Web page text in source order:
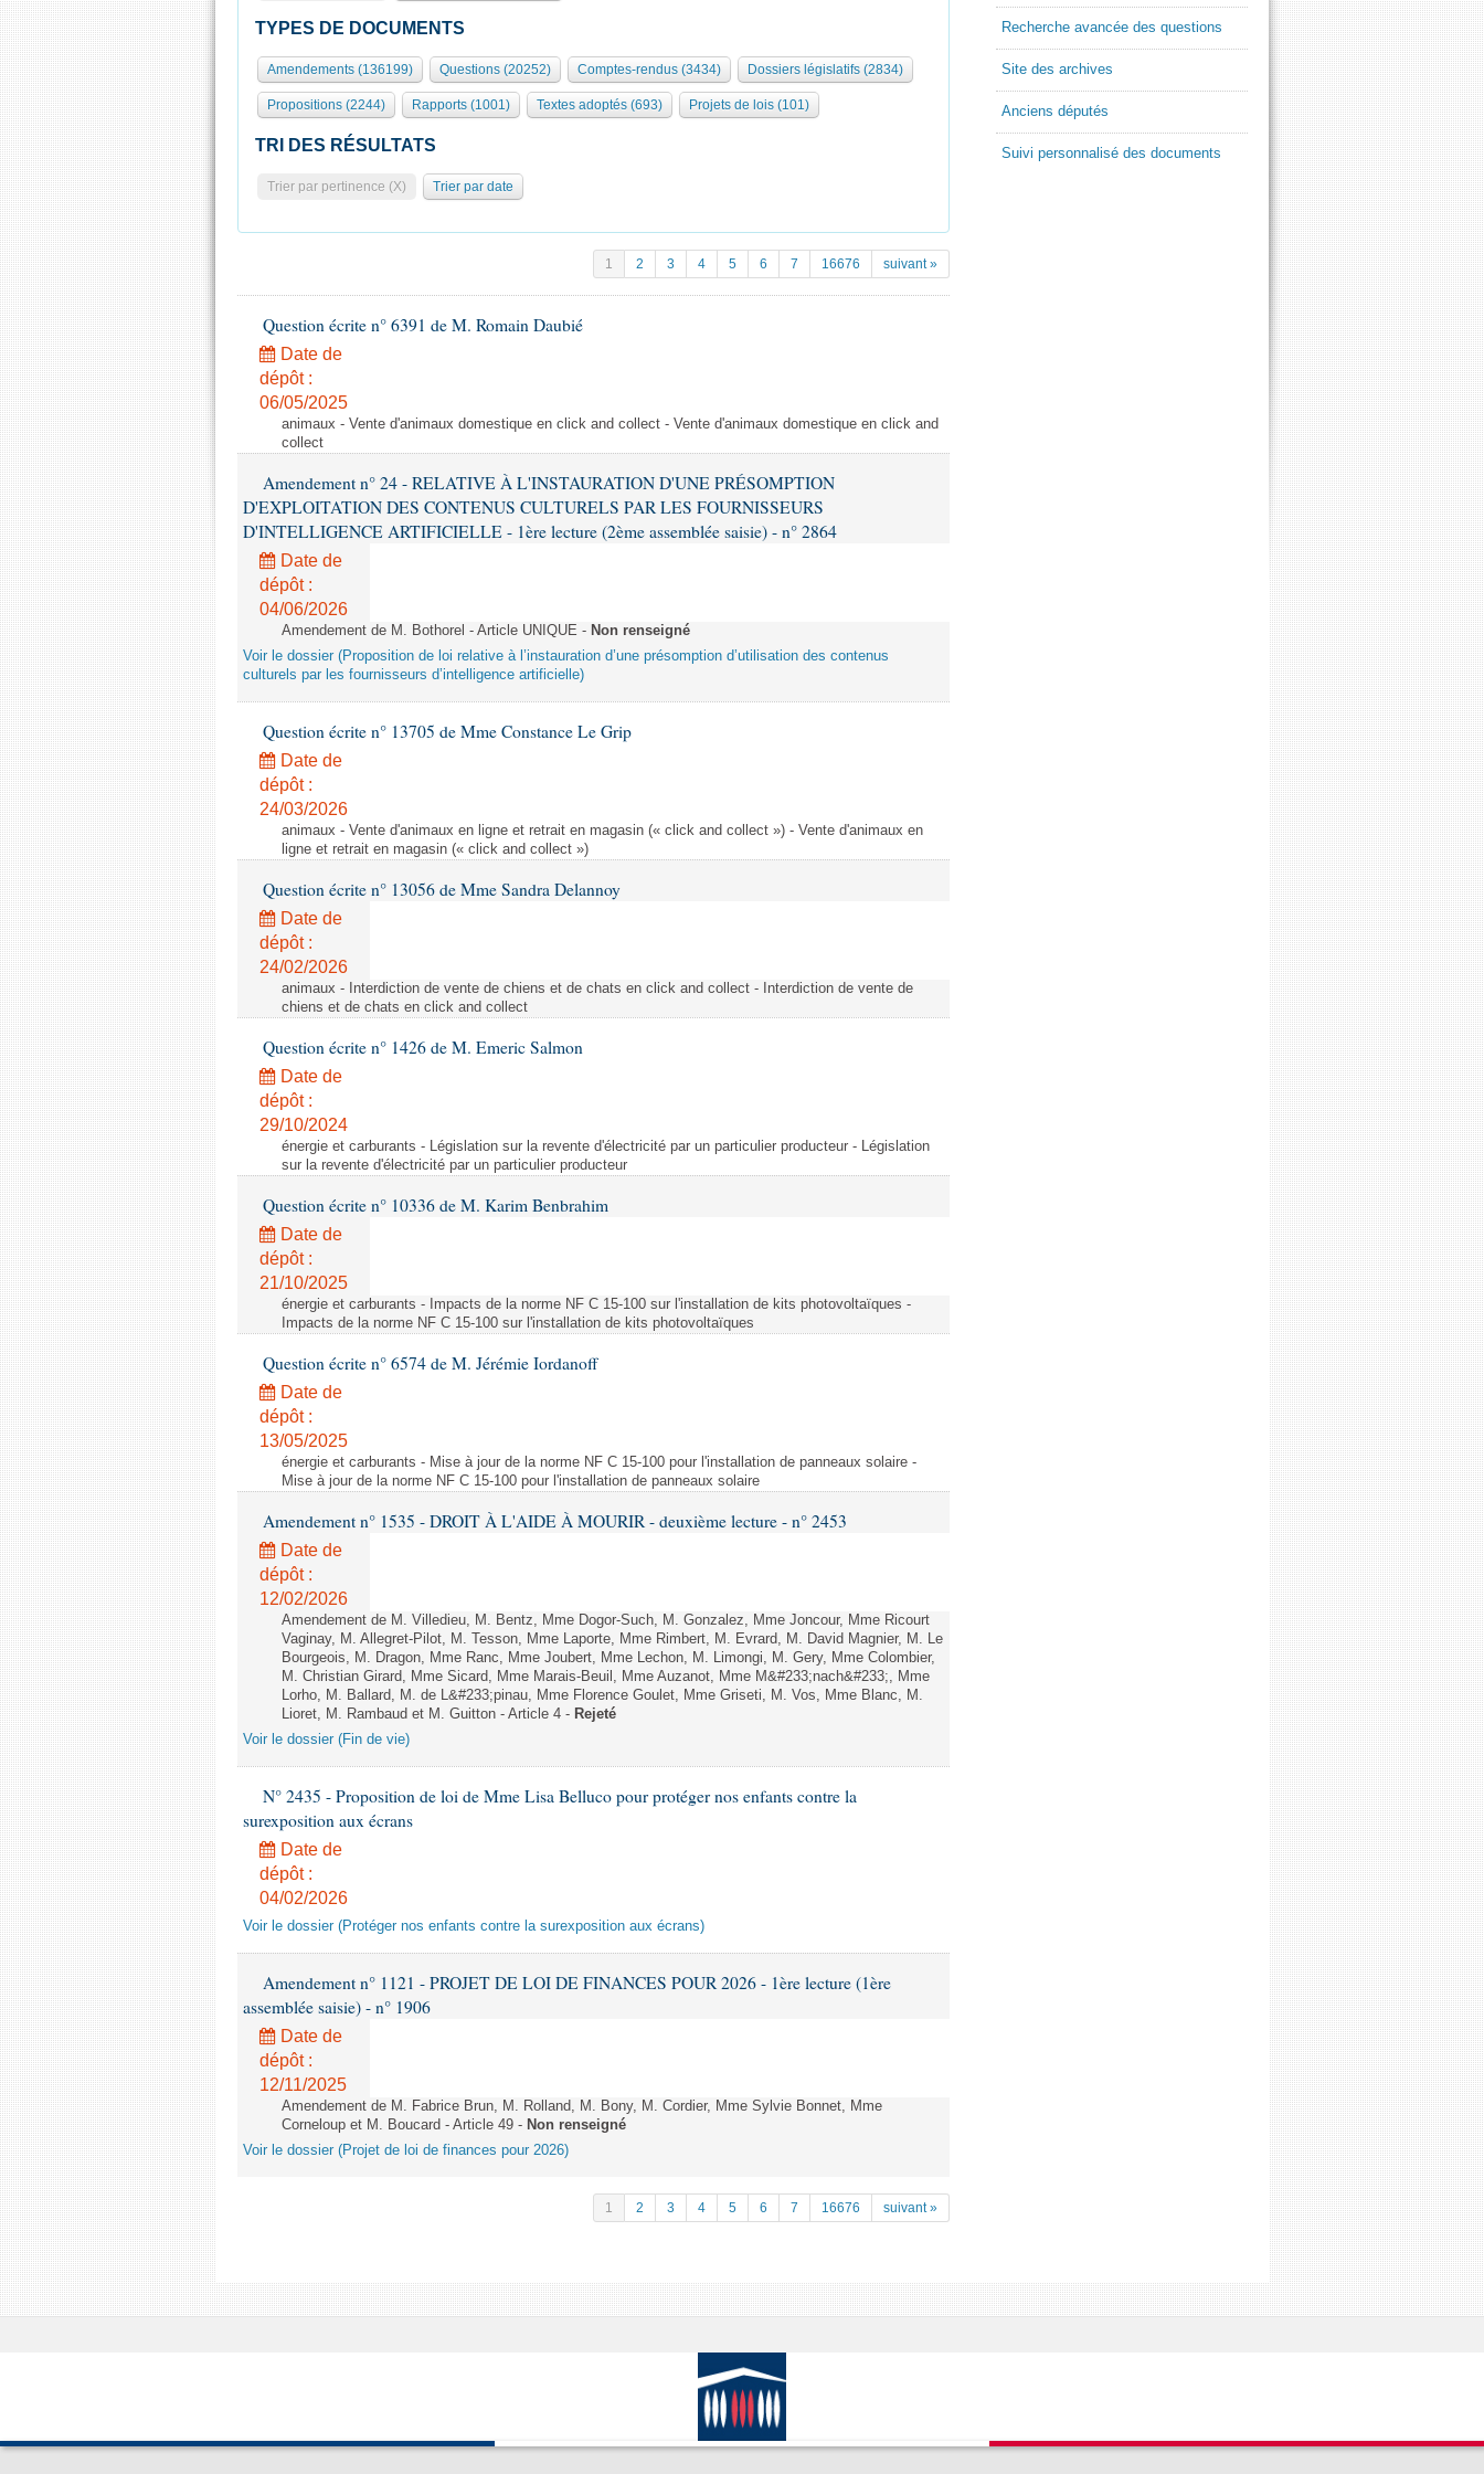
TYPES DE DOCUMENTS
Amendements (136199) Questions (20252) Comptes-rendus (3434) Dossiers législatifs (2834)
Propositions (2244) Rapports (1001) Textes adoptés (693) Projets de lois (101)
TRI DES RÉSULTATS
Trier par pertinence (X) Trier par date
1 2 3 4 5 6 7 16676 suivant »
Question écrite n° 6391 de M. Romain Daubié
Date de
dépôt :
06/05/2025
animaux - Vente d'animaux domestique en click and collect - Vente d'animaux domestique en click and
collect
Amendement n° 24 - RELATIVE À L'INSTAURATION D'UNE PRÉSOMPTION
D'EXPLOITATION DES CONTENUS CULTURELS PAR LES FOURNISSEURS
D'INTELLIGENCE ARTIFICIELLE - 1ère lecture (2ème assemblée saisie) - n° 2864
Date de
dépôt :
04/06/2026
Amendement de M. Bothorel - Article UNIQUE - Non renseigné
Voir le dossier (Proposition de loi relative à l’instauration d’une présomption d’utilisation des contenus
culturels par les fournisseurs d’intelligence artificielle)
Question écrite n° 13705 de Mme Constance Le Grip
Date de
dépôt :
24/03/2026
animaux - Vente d'animaux en ligne et retrait en magasin (« click and collect ») - Vente d'animaux en
ligne et retrait en magasin (« click and collect »)
Question écrite n° 13056 de Mme Sandra Delannoy
Date de
dépôt :
24/02/2026
animaux - Interdiction de vente de chiens et de chats en click and collect - Interdiction de vente de
chiens et de chats en click and collect
Question écrite n° 1426 de M. Emeric Salmon
Date de
dépôt :
29/10/2024
énergie et carburants - Législation sur la revente d'électricité par un particulier producteur - Législation
sur la revente d'électricité par un particulier producteur
Question écrite n° 10336 de M. Karim Benbrahim
Date de
dépôt :
21/10/2025
énergie et carburants - Impacts de la norme NF C 15-100 sur l'installation de kits photovoltaïques -
Impacts de la norme NF C 15-100 sur l'installation de kits photovoltaïques
Question écrite n° 6574 de M. Jérémie Iordanoff
Date de
dépôt :
13/05/2025
énergie et carburants - Mise à jour de la norme NF C 15-100 pour l'installation de panneaux solaire -
Mise à jour de la norme NF C 15-100 pour l'installation de panneaux solaire
Amendement n° 1535 - DROIT À L'AIDE À MOURIR - deuxième lecture - n° 2453
Date de
dépôt :
12/02/2026
Amendement de M. Villedieu, M. Bentz, Mme Dogor-Such, M. Gonzalez, Mme Joncour, Mme Ricourt
Vaginay, M. Allegret-Pilot, M. Tesson, Mme Laporte, Mme Rimbert, M. Evrard, M. David Magnier, M. Le
Bourgeois, M. Dragon, Mme Ranc, Mme Joubert, Mme Lechon, M. Limongi, M. Gery, Mme Colombier,
M. Christian Girard, Mme Sicard, Mme Marais-Beuil, Mme Auzanot, Mme M&#233;nach&#233;, Mme
Lorho, M. Ballard, M. de L&#233;pinau, Mme Florence Goulet, Mme Griseti, M. Vos, Mme Blanc, M.
Lioret, M. Rambaud et M. Guitton - Article 4 - Rejeté
Voir le dossier (Fin de vie)
N° 2435 - Proposition de loi de Mme Lisa Belluco pour protéger nos enfants contre la
surexposition aux écrans
Date de
dépôt :
04/02/2026
Voir le dossier (Protéger nos enfants contre la surexposition aux écrans)
Amendement n° 1121 - PROJET DE LOI DE FINANCES POUR 2026 - 1ère lecture (1ère
assemblée saisie) - n° 1906
Date de
dépôt :
12/11/2025
Amendement de M. Fabrice Brun, M. Rolland, M. Bony, M. Cordier, Mme Sylvie Bonnet, Mme
Corneloup et M. Boucard - Article 49 - Non renseigné
Voir le dossier (Projet de loi de finances pour 2026)
1 2 3 4 5 6 7 16676 suivant »
Recherche avancée des questions
Site des archives
Anciens députés
Suivi personnalisé des documents